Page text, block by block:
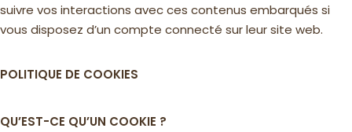
suivre vos interactions avec ces contenus embarqués si
vous disposez d’un compte connecté sur leur site web.
POLITIQUE DE COOKIES
QU’EST-CE QU’UN COOKIE ?